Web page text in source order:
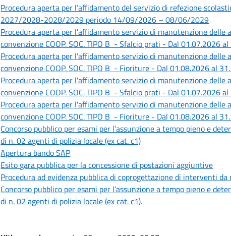
Procedura aperta per l’affidamento del servizio di refezione
2027/2028-2028/2029 periodo 14/09/2026 – 08/06/2029
Procedura aperta per l'affidamento servizio di manutenzione delle
convenzione COOP. SOC. TIPO B - Sfalcio prati - Dal 01.07.2026
Procedura aperta per l'affidamento servizio di manutenzione delle
convenzione COOP. SOC. TIPO B - Fioriture - Dal 01.08.2026 al
Procedura aperta per l'affidamento servizio di manutenzione delle
convenzione COOP. SOC. TIPO B - Sfalcio prati - Dal 01.07.2026
Procedura aperta per l'affidamento servizio di manutenzione delle
convenzione COOP. SOC. TIPO B - Fioriture - Dal 01.08.2026 al
Concorso pubblico per esami per l’assunzione a tempo pieno e
di n. 02 agenti di polizia locale (ex cat. c1)
Apertura bando SAP
Esito gara pubblica per la concessione di postazioni aggiuntive
Procedura ad evidenza pubblica di coprogettazione di interventi da
Concorso pubblico per esami per l’assunzione a tempo pieno e
di n. 02 agenti di polizia locale (ex cat. c1).